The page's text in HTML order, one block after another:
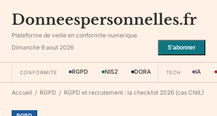
Donneespersonnelles.fr
Plateforme de veille en conformite numerique
Dimanche 9 aout 2026
S'abonner
CONFORMITE RGPD NIS2 DORA TECH IA
Accueil / RGPD / RGPD et recrutement : la checklist 2026 (cas CNIL)